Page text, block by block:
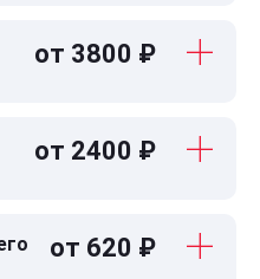
от 3800 ₽
от 2400 ₽
от 620 ₽